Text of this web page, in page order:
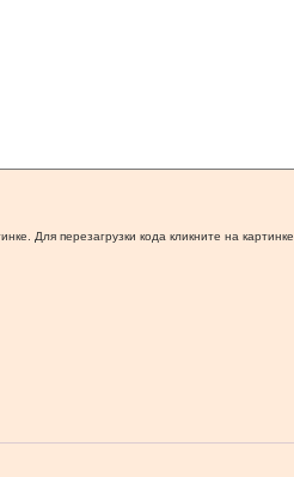
Для перезагрузки кода кликните на картинке.